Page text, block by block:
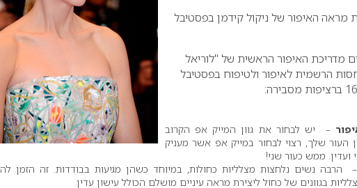
מראה האיפור של ניקול קידמן בפסטיבל
מדריכת האיפור הראשית של "לוריאל
הרשמית לאיפור ולטיפוח בפסטיבל
– יש לבחור את גוון המייק אפ הקרוב
העור שלך, רצוי לבחור במייק אפ אשר מעניק
ועדין. ממש כעור שני!
– הרבה נשים נלחצות מצלליות כחולות, במיוחד כשהן מגיעות בבודדות. זה הזמן
בגוונים של כחול ליצירת מראה עיניים מושלם הכולל עישון עדין.